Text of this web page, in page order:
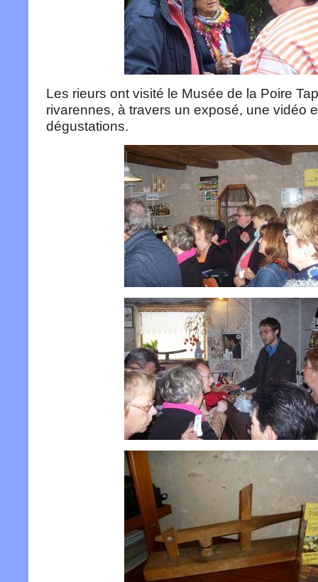
Les rieurs ont visité le Musée de la Poire
rivarennes, à travers un exposé, une vidéo
dégustations.